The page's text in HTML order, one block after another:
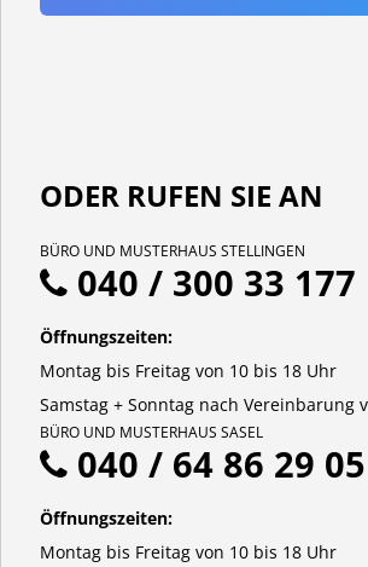
ODER RUFEN SIE AN
BÜRO UND MUSTERHAUS STELLINGEN
040 / 300 33 177
Öffnungszeiten:
Montag bis Freitag von 10 bis 18 Uhr
Samstag + Sonntag nach Vereinbarung
BÜRO UND MUSTERHAUS SASEL
040 / 64 86 29 05
Öffnungszeiten:
Montag bis Freitag von 10 bis 18 Uhr